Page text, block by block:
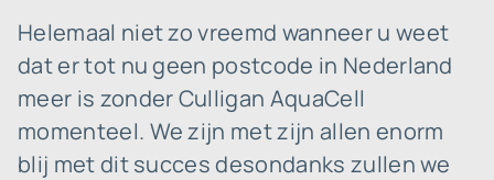
Helemaal niet zo vreemd wanneer u weet
dat er tot nu geen postcode in Nederland
meer is zonder Culligan AquaCell
momenteel. We zijn met zijn allen enorm
blij met dit succes desondanks zullen we